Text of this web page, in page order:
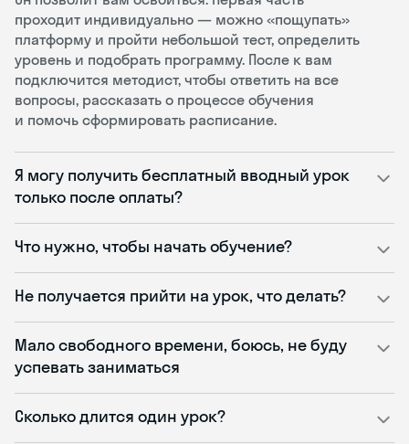
проходит индивидуально — можно «пощупать»
платформу и пройти небольшой тест, определить
уровень и подобрать программу. После к вам
подключится методист, чтобы ответить на все
вопросы, рассказать о процессе обучения
и помочь сформировать расписание.
Я могу получить бесплатный вводный урок
только после оплаты?
Что нужно, чтобы начать обучение?
Не получается прийти на урок, что делать?
Мало свободного времени, боюсь, не буду
успевать заниматься
Сколько длится один урок?